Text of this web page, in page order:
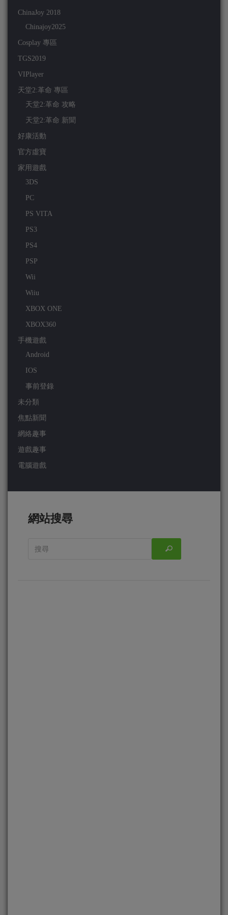
ChinaJoy 2018
Chinajoy2025
Cosplay 專區
TGS2019
VIPlayer
天堂2:革命 專區
天堂2:革命 攻略
天堂2:革命 新聞
好康活動
官方虛寶
家用遊戲
3DS
PC
PS VITA
PS3
PS4
PSP
Wii
Wiiu
XBOX ONE
XBOX360
手機遊戲
Android
IOS
事前登錄
未分類
焦點新聞
網絡趣事
遊戲趣事
電腦遊戲
網站搜尋